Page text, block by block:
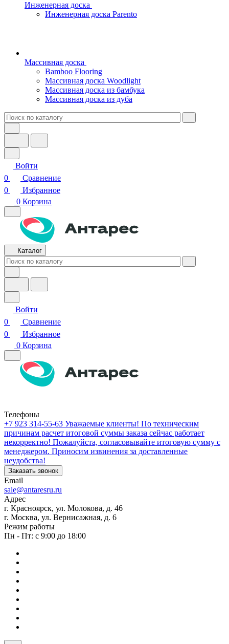
Инженерная доска
Инженерная доска Parento
Массивная доска
Bamboo Flooring
Массивная доска Woodlight
Массивная доска из бамбука
Массивная доска из дуба
Войти
0
Сравнение
0
Избранное
0 Корзина
Каталог
Войти
0
Сравнение
0
Избранное
0 Корзина
Телефоны
+7 923 314-55-63 Уважаемые клиенты! По техническим
причинам расчет итоговой суммы заказа сейчас работает
некорректно! Пожалуйста, согласовывайте итоговую сумму с
менеджером. Приносим извинения за доставленные
неудобства!
Заказать звонок
Email
sale@antaresru.ru
Адрес
г. Красноярск, ул. Молокова, д. 46
г. Москва, ул. Вернисажная, д. 6
Режим работы
Пн - Пт: с 9:00 до 18:00